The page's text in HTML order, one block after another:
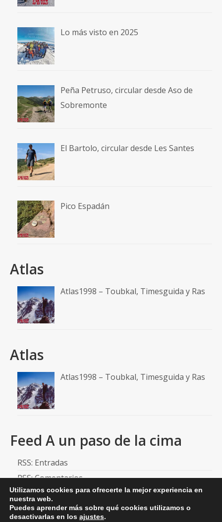
Lo más visto en 2025
Peña Petruso, circular desde Aso de
Sobremonte
El Bartolo, circular desde Les Santes
Pico Espadán
Atlas
Atlas1998 – Toubkal, Timesguida y Ras
Atlas
Atlas1998 – Toubkal, Timesguida y Ras
Feed A un paso de la cima
RSS: Entradas
RSS: Comentarios
Utilizamos cookies para ofrecerte la mejor experiencia en
nuestra web.
Puedes aprender más sobre qué cookies utilizamos o
desactivarlas en los ajustes.